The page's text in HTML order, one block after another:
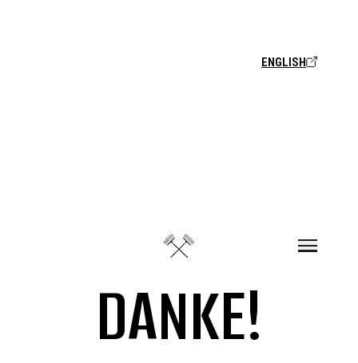
ENGLISH
DANKE!